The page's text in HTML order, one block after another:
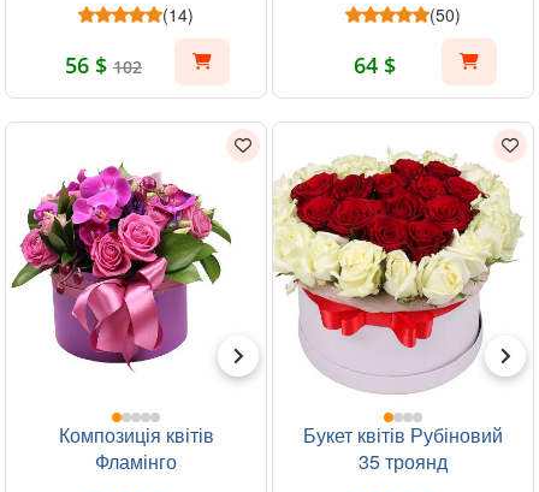
(14)
56 $ 102
(50)
64 $
Композиція квітів
Фламінго
Букет квітів Рубіновий
35 троянд